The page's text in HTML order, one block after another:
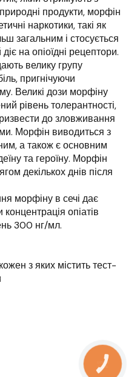
продукти, морфін
наркотики, такі як
загальним і стосується
на опіоїдні рецептори.
велику групу
пригнічуючи
Великі дози морфіну
рівень толерантності,
до зловживання
Морфін виводиться з
а також є основним
та героїну. Морфін
декількох днів після
морфіну в сечі дає
опіатів
300 нг/мл.
з яких містить тест-
КНОПКА
ЗВ'ЯЗКУ